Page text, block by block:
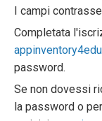
I campi
Completata
password.
Se non dovessi
la password o